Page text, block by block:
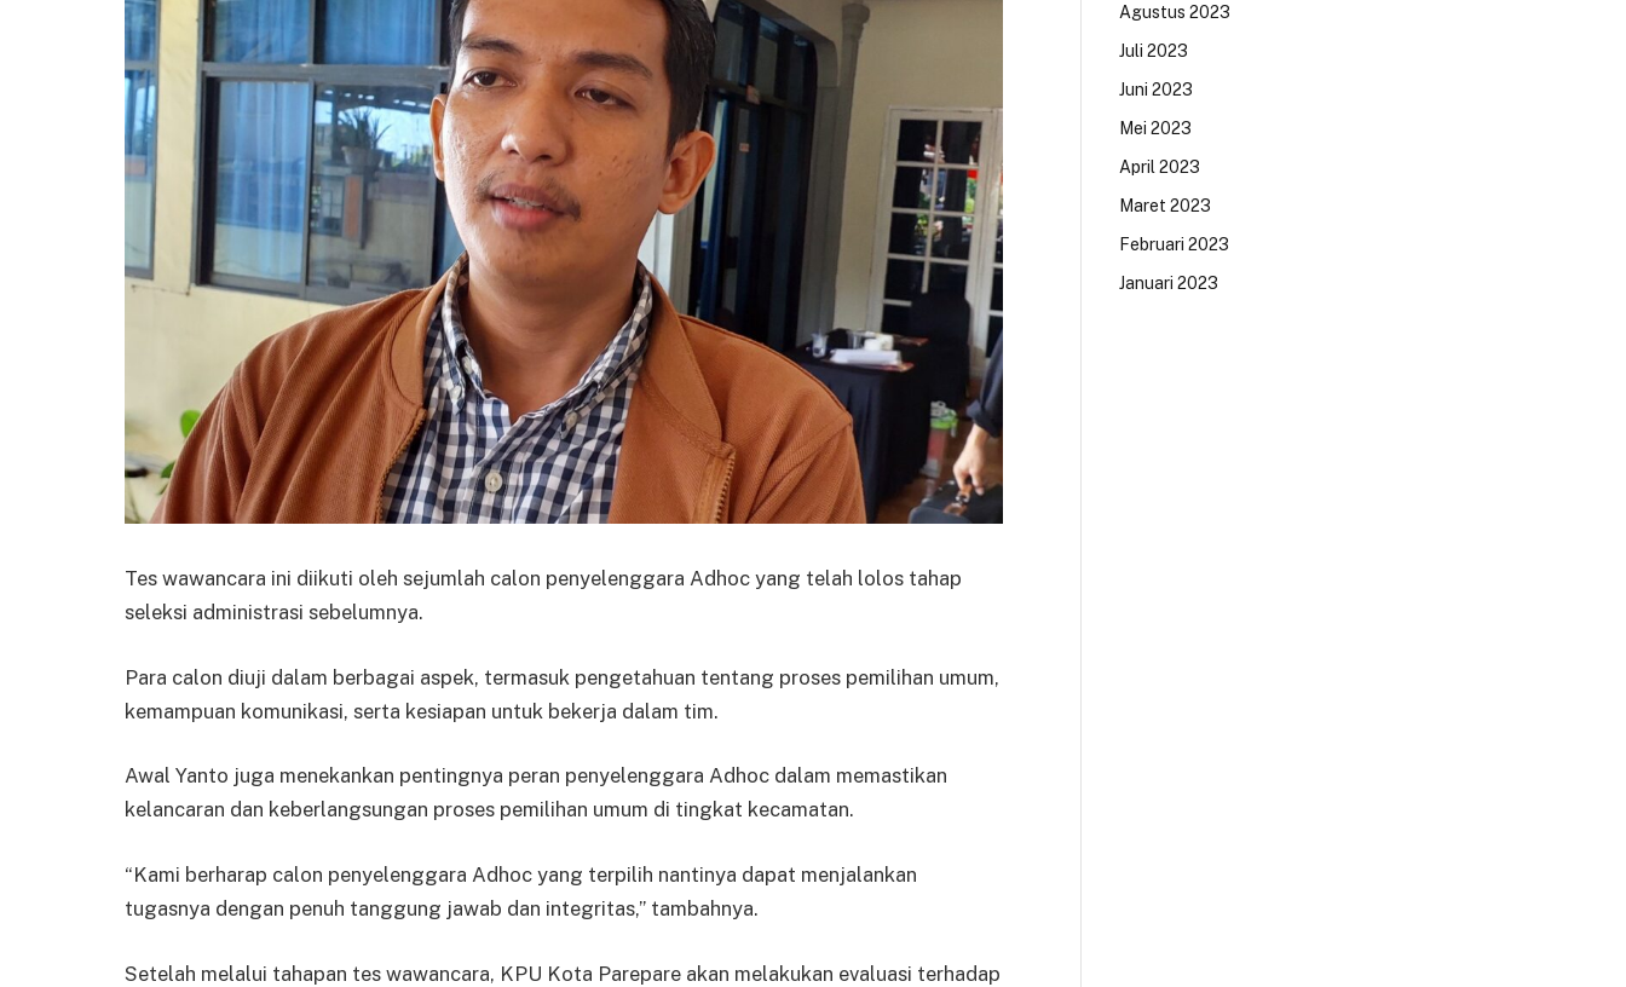
Tes wawancara ini diikuti oleh sejumlah calon penyelenggara Adhoc yang telah lolos tahap
seleksi administrasi sebelumnya.
Para calon diuji dalam berbagai aspek, termasuk pengetahuan tentang proses pemilihan umum,
kemampuan komunikasi, serta kesiapan untuk bekerja dalam tim.
Awal Yanto juga menekankan pentingnya peran penyelenggara Adhoc dalam memastikan
kelancaran dan keberlangsungan proses pemilihan umum di tingkat kecamatan.
“Kami berharap calon penyelenggara Adhoc yang terpilih nantinya dapat menjalankan
tugasnya dengan penuh tanggung jawab dan integritas,” tambahnya.
Setelah melalui tahapan tes wawancara, KPU Kota Parepare akan melakukan evaluasi terhadap
Agustus 2023
Juli 2023
Juni 2023
Mei 2023
April 2023
Maret 2023
Februari 2023
Januari 2023